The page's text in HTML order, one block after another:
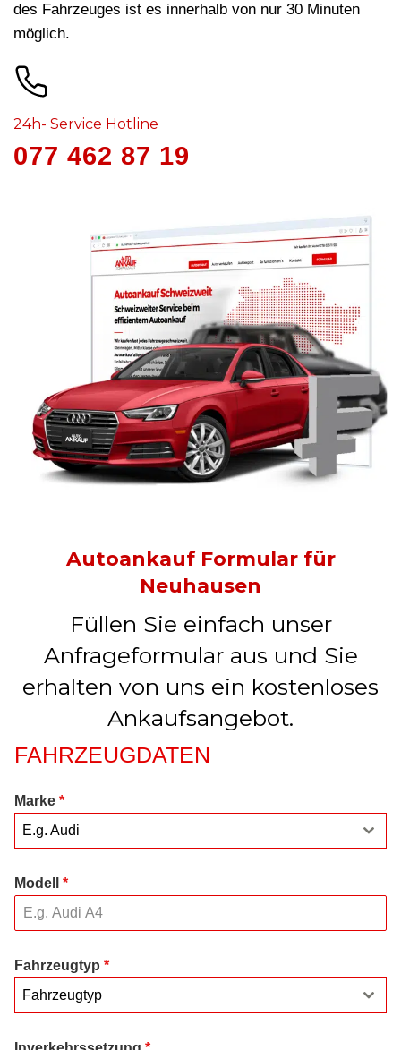
des Fahrzeuges ist es innerhalb von nur 30 Minuten
möglich.
24h- Service Hotline
077 462 87 19
Autoankauf Formular für
Neuhausen
Füllen Sie einfach unser
Anfrageformular aus und Sie
erhalten von uns ein kostenloses
Ankaufsangebot.
FAHRZEUGDATEN
Marke *
E.g. Audi
Modell *
Fahrzeugtyp *
Fahrzeugtyp